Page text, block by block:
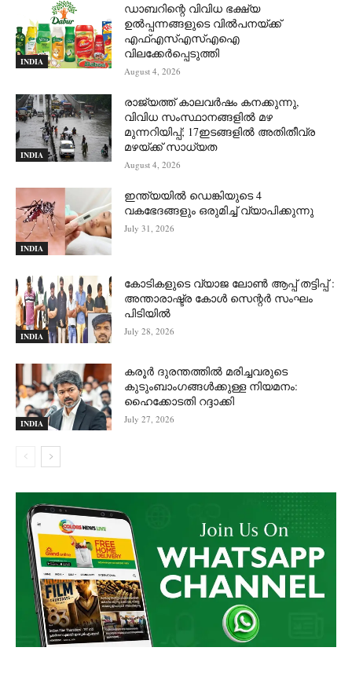
INDIA
ഡാബറിന്റെ വിവിധ ഭക്ഷ്യ
ഉൽപ്പന്നങ്ങളുടെ വിൽപനയ്ക്ക്
എഫ്എസ്എസ്എഐ
വിലക്കേർപ്പെടുത്തി
August 4, 2026
INDIA
രാജ്യത്ത് കാലവർഷം കനക്കുന്നു,
വിവിധ സംസ്ഥാനങ്ങളിൽ മഴ
മുന്നറിയിപ്പ്; 17ഇടങ്ങളിൽ അതിതീവ്ര
മഴയ്ക്ക് സാധ്യത
August 4, 2026
INDIA
ഇന്ത്യയിൽ ഡെങ്കിയുടെ 4
വകഭേദങ്ങളും ഒരുമിച്ച് വ്യാപിക്കുന്നു
July 31, 2026
INDIA
കോടികളുടെ വ്യാജ ലോൺ ആപ്പ് തട്ടിപ്പ് :
അന്താരാഷ്ട്ര കോൾ സെന്റർ സംഘം
പിടിയില്‍
July 28, 2026
INDIA
കരൂർ ദുരന്തത്തിൽ മരിച്ചവരുടെ
കുടുംബാംഗങ്ങൾക്കുള്ള നിയമനം:
ഹൈക്കോടതി റദ്ദാക്കി
July 27, 2026